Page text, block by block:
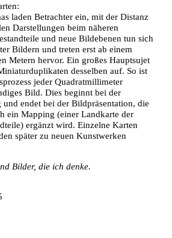
laden Betrachter ein, mit der Distanz
Darstellungen beim näheren
und neue Bildebenen tun sich
Bildern und treten erst ab einem
Metern hervor. Ein großes Hauptsujet
desselben auf. So ist
jeder Quadratmillimeter
Bild. Dies beginnt bei der
und endet bei der Bildpräsentation, die
ein Mapping (einer Landkarte der
ergänzt wird. Einzelne Karten
später zu neuen Kunstwerken
Bilder, die ich denke.